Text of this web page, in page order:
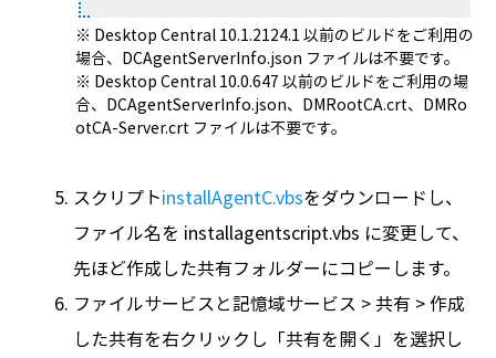
※ Desktop Central 10.1.2124.1 以前のビルドをご利用の
場合、DCAgentServerInfo.json ファイルは不要です。
※ Desktop Central 10.0.647 以前のビルドをご利用の場
合、DCAgentServerInfo.json、DMRootCA.crt、DMRo
otCA-Server.crt ファイルは不要です。
スクリプトinstallAgentC.vbsをダウンロードし、
ファイル名を installagentscript.vbs に変更して、
先ほど作成した共有フォルダーにコピーします。
ファイルサービスと記憶域サービス > 共有 > 作成
した共有を右クリックし「共有を開く」を選択し